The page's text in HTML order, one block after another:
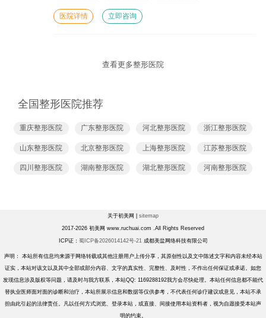
医院详情 立即咨询
查看更多整形医院
全国整形医院推荐
重庆整形医院
山东整形医院
四川整形医院
广东整形医院
北京整形医院
湖南整形医院
河北整形医院
上海整形医院
湖北整形医院
浙江整形医院
江苏整形医院
河南整形医院
关于初美网 | sitemap
2017-2026 初美网 www.ruchuai.com .All Rights Reserved
ICP证： 蜀ICP备2026014142号-21成都美盐网络科技有限公司
声明： 本站所有信息均来源于网络转载或其他注册用户上传分享，其原创性以及文中陈述文字和内容未经本站
证实，本站对该文以及其中全部或部分内容、文字的真实性、完整性、及时性，不作出任何保证或承诺。如您
发现信息涉及版权等问题，请及时与我方联系，本站QQ: 1169288192我方会尽快处理。本站任何信息都不能代
替执业医师面对面的诊断和治疗，本站所展示信息和数据等仅供参考，不代表任何诊疗建议或意见，本站不承
担由此引起的法律责任。凡以任何方式浏览、登录本站，或直接、间接使用本站资料者，视为自愿接受本站声
明的约束。